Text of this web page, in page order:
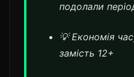
подолали
💡 Економія
замість 12+